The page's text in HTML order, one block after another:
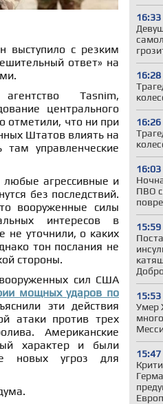
16:33
16:28
16:26
16:03
ПВО
15:59
15:53
Умер
15:47
выступило с резким
ответ» на
Tasnim,
центрального
отметили, что ни при
Штатов влиять на
управленческие
любые агрессивные и
без последствий.
вооруженные силы
интересов в
не уточнили, о каких
тон послания не
стороны.
сил США
мощных ударов по
эти действия
атаки против трех
Американские
характер и были
новых угроз для